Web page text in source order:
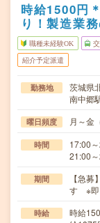
時給1500円
り！製造業
職種未経験OK
紹介予定派遣
勤務地
茨城県
南中郷
曜日頻度 月～金
時間
17:00
21:00
期間
【急
す ※即
時給
時給